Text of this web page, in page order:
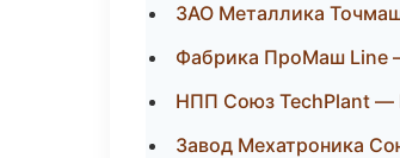
ЗАО Металлика
Фабрика ПроМаш Line
НПП Союз TechPlant —
Завод Мехатроника